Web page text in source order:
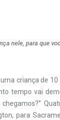
nele, para que
criança de 10
tempo vai
para